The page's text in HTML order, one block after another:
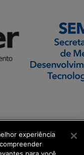
experiência